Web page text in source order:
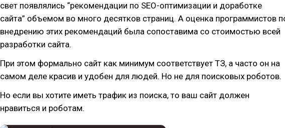
свет появлялись “рекомендации по SEO-оптимизации и доработке
сайта” объемом во много десятков страниц. А оценка программистов
внедрению этих рекомендаций была сопоставима со стоимостью всей
разработки сайта.
При этом формально сайт как минимум соответствует ТЗ, а часто он на
самом деле красив и удобен для людей. Но не для поисковых роботов.
Но если вы хотите иметь трафик из поиска, то ваш сайт должен
нравиться и роботам.